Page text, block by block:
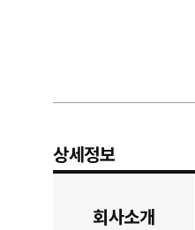
상세정보
회사소개